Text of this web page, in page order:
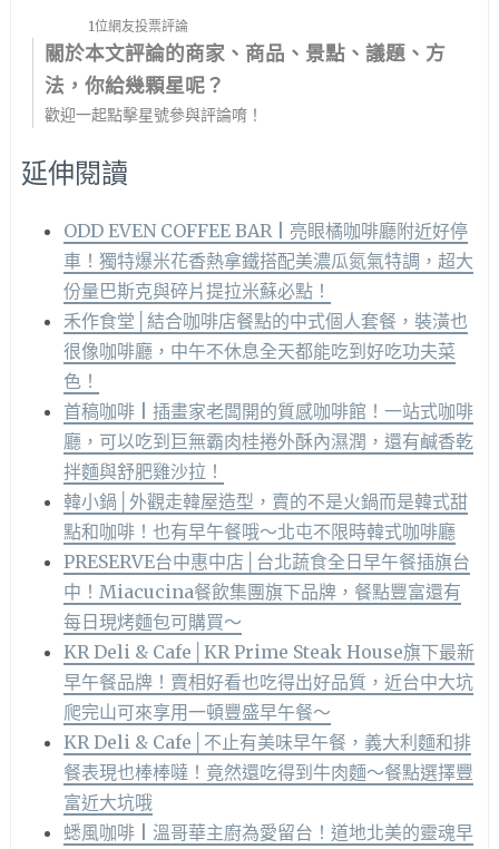
1位網友投票評論
關於本文評論的商家、商品、景點、議題、方
法，你給幾顆星呢？
歡迎一起點擊星號參與評論唷！
延伸閱讀
ODD EVEN COFFEE BAR | 亮眼橘咖啡廳附近好停
車！獨特爆米花香熱拿鐵搭配美濃瓜氮氣特調，超大
份量巴斯克與碎片提拉米蘇必點！
禾作食堂│結合咖啡店餐點的中式個人套餐，裝潢也
很像咖啡廳，中午不休息全天都能吃到好吃功夫菜
色！
首稿咖啡 | 插畫家老闆開的質感咖啡館！一站式咖啡
廳，可以吃到巨無霸肉桂捲外酥內濕潤，還有鹹香乾
拌麵與舒肥雞沙拉！
韓小鍋│外觀走韓屋造型，賣的不是火鍋而是韓式甜
點和咖啡！也有早午餐哦～北屯不限時韓式咖啡廳
PRESERVE台中惠中店│台北蔬食全日早午餐插旗台
中！Miacucina餐飲集團旗下品牌，餐點豐富還有
每日現烤麵包可購買～
KR Deli & Cafe│KR Prime Steak House旗下最新
早午餐品牌！賣相好看也吃得出好品質，近台中大坑
爬完山可來享用一頓豐盛早午餐～
KR Deli & Cafe│不止有美味早午餐，義大利麵和排
餐表現也棒棒噠！竟然還吃得到牛肉麵～餐點選擇豐
富近大坑哦
蟋風咖啡 | 溫哥華主廚為愛留台！道地北美的靈魂早